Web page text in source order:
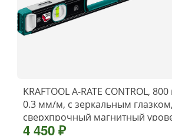
KRAFTOOL A-RATE CONTROL,
0.3 мм/м, с зеркальным глазком,
сверхпрочный магнитный
4 450 ₽